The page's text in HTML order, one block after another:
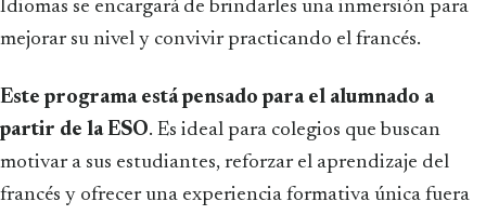
Idiomas se encargará de brindarles una inmersión para
mejorar su nivel y convivir practicando el francés.
Este programa está pensado para el alumnado a
partir de la ESO. Es ideal para colegios que buscan
motivar a sus estudiantes, reforzar el aprendizaje del
francés y ofrecer una experiencia formativa única fuera